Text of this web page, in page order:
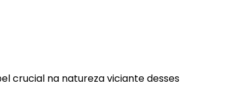
crucial na natureza viciante desses